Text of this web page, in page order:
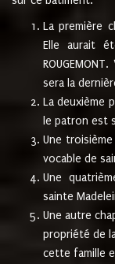
La première
Elle aurait
sera la
La deuxième
le patron est
Une
vocable de
Une
sainte
Une autre
propriété de
cette famille